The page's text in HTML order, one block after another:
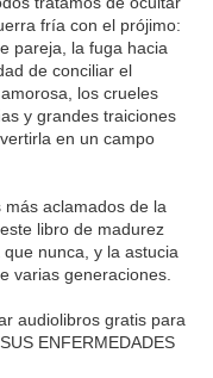
fría con el prójimo:
pareja, la fuga hacia
de conciliar el
los crueles
y grandes traiciones
en un campo
aclamados de la
libro de madurez
nunca, y la astucia
varias generaciones.
audiolibros gratis para
ENFERMEDADES